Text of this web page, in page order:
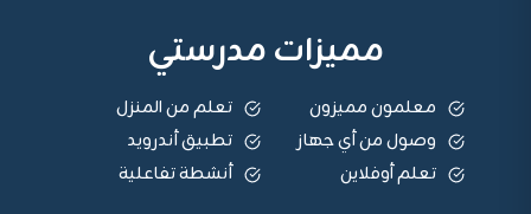
مميزات مدرستي
معلمون مميزون
تعلم من المنزل
وصول من أي جهاز
تطبيق أندرويد
تعلم أوفلاين
أنشطة تفاعلية